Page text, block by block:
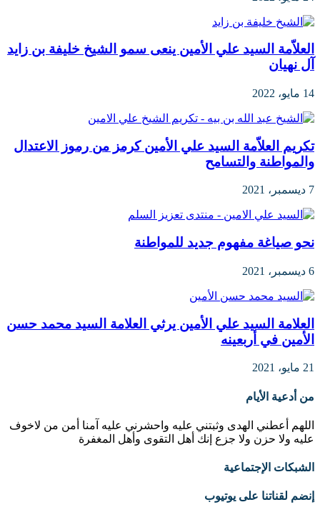
العلاّمة السيد علي الأمين ينعى سمو الشيخ خليفة بن زايد
آل نهيان
14 مايو، 2022
تكريم العلاّمة السيد علي الأمين كرمز من رموز الاعتدال
والمواطنة والتسامح
7 ديسمبر، 2021
نحو صياغة مفهوم جديد للمواطنة
6 ديسمبر، 2021
العلامة السيد علي الأمين يرثي العلامة السيد محمد حسن
الأمين في أربعينه
21 مايو، 2021
من أدعية الأيام
اللهم أعطني الهدى وثبتني عليه واحشرني عليه آمنا أمن من لاخوف
عليه ولا حزن ولا جزع إنك أهل التقوى وأهل المغفرة
الشبكات الإجتماعية
إنضم لقناتنا على يوتيوب